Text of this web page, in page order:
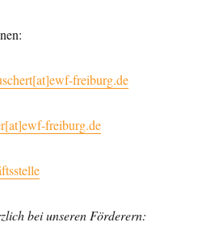
freiburg.de
freiburg.de
bei unseren Förderern: